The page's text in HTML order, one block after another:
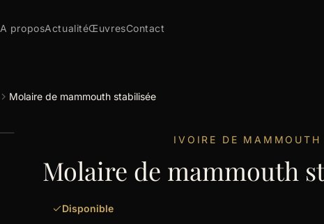
A proposActualitéŒuvresContact
Molaire de mammouth stabilisée
IVOIRE DE MAMMOUTH
Molaire de mammouth
Disponible